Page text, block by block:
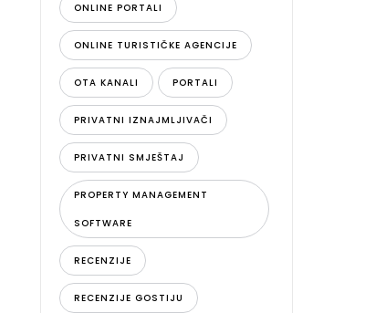
ONLINE PORTALI
ONLINE TURISTIČKE AGENCIJE
OTA KANALI PORTALI
PRIVATNI IZNAJMLJIVAČI
PRIVATNI SMJEŠTAJ
PROPERTY MANAGEMENT
SOFTWARE
RECENZIJE
RECENZIJE GOSTIJU